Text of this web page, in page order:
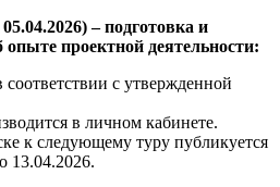
– подготовка и
опыте проектной деятельности:
с утвержденной
в личном кабинете.
к следующему туру публикуется
13.04.2026.